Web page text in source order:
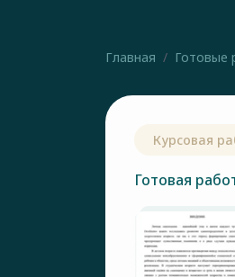
Главная Готовые
Курсовая
Готовая